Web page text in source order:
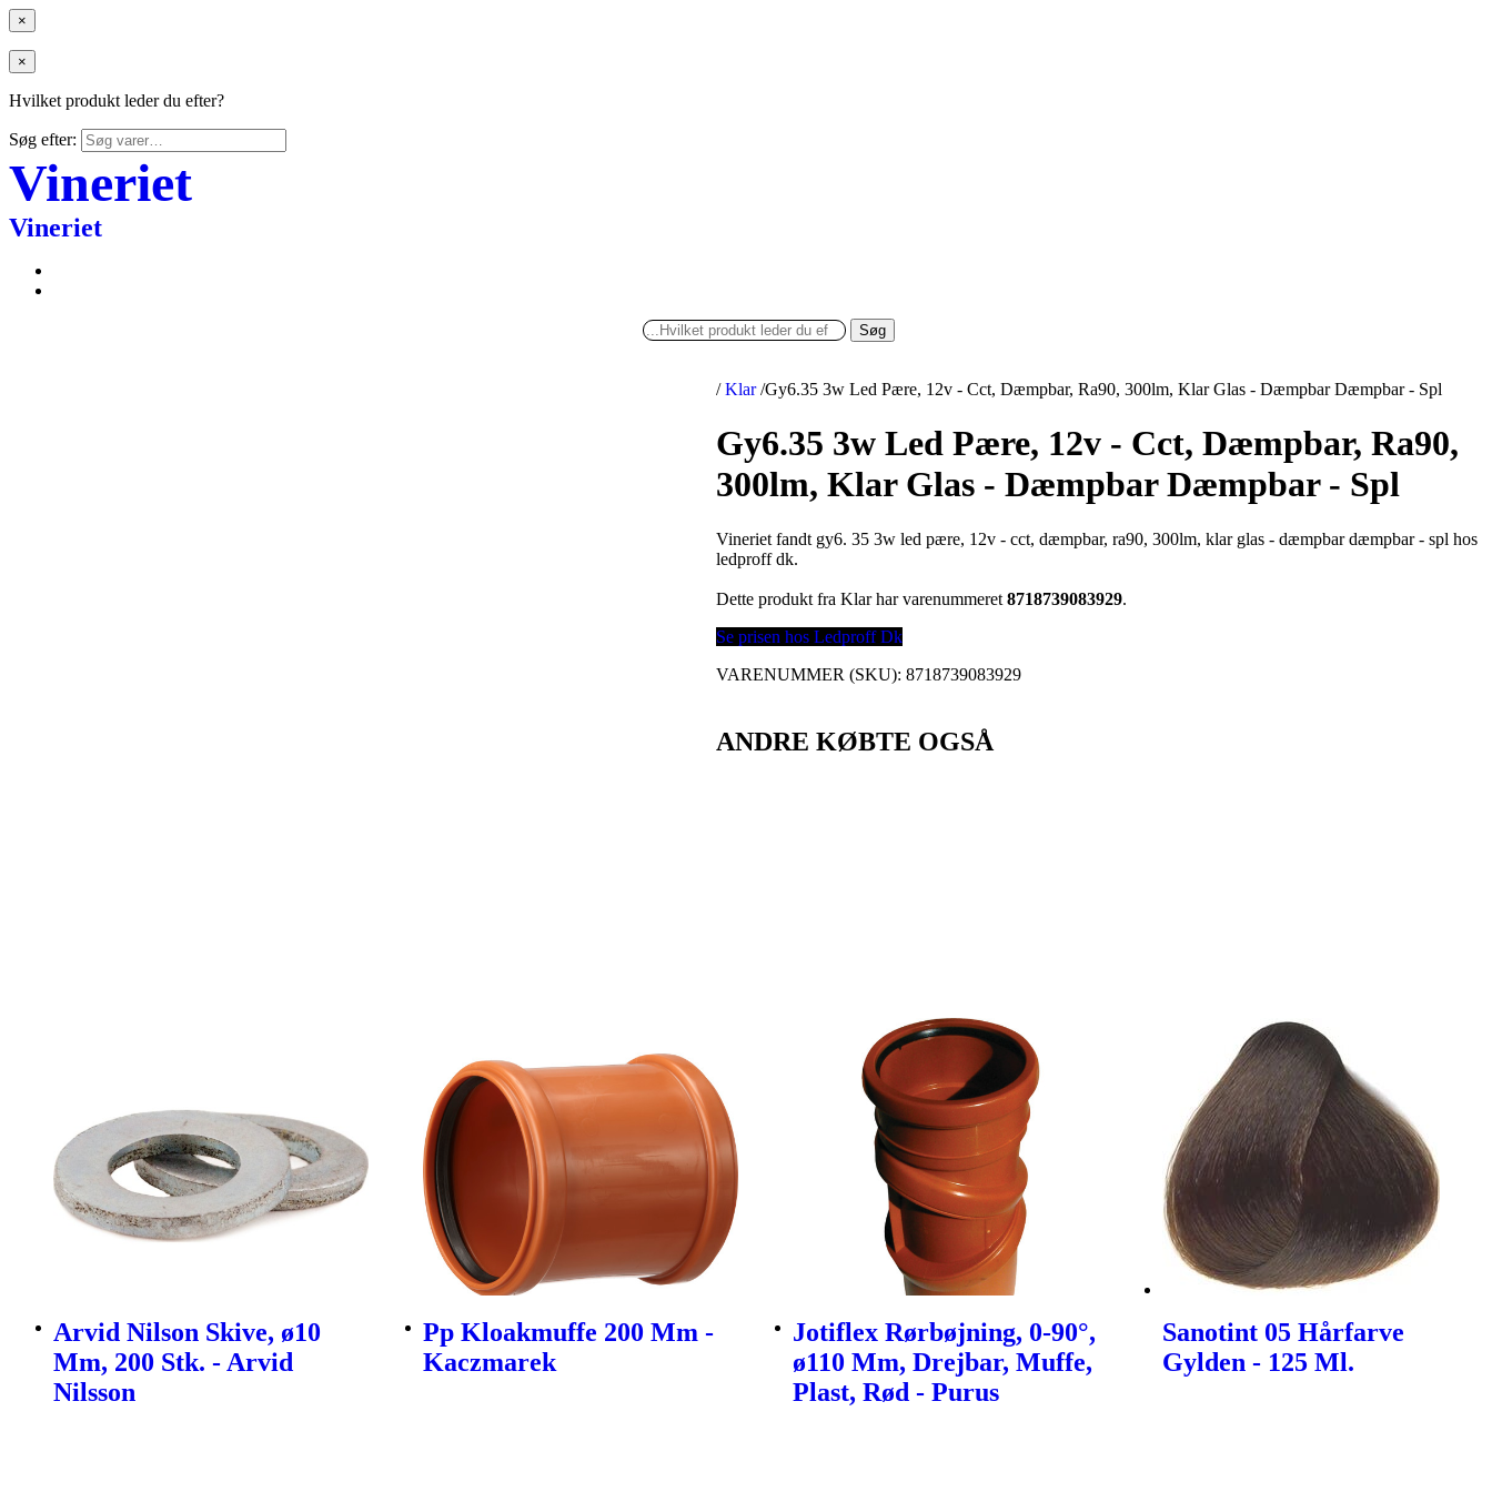
×
×
Hvilket produkt leder du efter?
Søg efter:
Vineriet
Vineriet
Søg
/ Klar /Gy6.35 3w Led Pære, 12v - Cct, Dæmpbar, Ra90, 300lm, Klar Glas - Dæmpbar Dæmpbar - Spl
Gy6.35 3w Led Pære, 12v - Cct, Dæmpbar, Ra90,
300lm, Klar Glas - Dæmpbar Dæmpbar - Spl
Vineriet fandt gy6. 35 3w led pære, 12v - cct, dæmpbar, ra90, 300lm, klar glas - dæmpbar dæmpbar - spl hos
ledproff dk.
Dette produkt fra Klar har varenummeret8718739083929.
Se prisen hos Ledproff Dk
VARENUMMER (SKU):8718739083929
ANDRE KØBTE OGSÅ
Arvid Nilson Skive, ø10
Mm, 200 Stk. - Arvid
Nilsson
Pp Kloakmuffe 200 Mm -
Kaczmarek
Jotiflex Rørbøjning, 0-90°,
ø110 Mm, Drejbar, Muffe,
Plast, Rød - Purus
Sanotint 05 Hårfarve
Gylden - 125 Ml.